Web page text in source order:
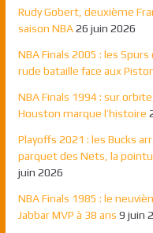
Rudy Gobert, deuxième
saison NBA 26 juin 2026
NBA Finals 2005 : les
rude bataille face aux
NBA Finals 1994 : sur
Houston marque l’histoire
Playoffs 2021 : les Bucks
parquet des Nets, la
juin 2026
NBA Finals 1985 : le
Jabbar MVP à 38 ans 9 juin